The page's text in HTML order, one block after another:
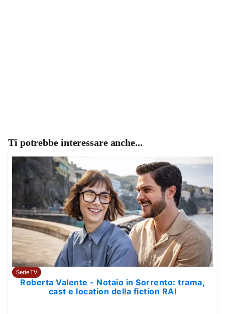
Ti potrebbe interessare anche...
Serie TV
Roberta Valente - Notaio in Sorrento: trama,
cast e location della fiction RAI